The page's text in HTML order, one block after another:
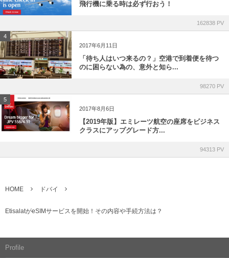
飛行機に乗る時は必ず行おう！
162838 PV
4
2017年6月11日
「待ち人はいつ来るの？」空港で到着便を待つ
のに困らない為の、意外と知ら...
98270 PV
5
2017年8月6日
【2019年版】エミレーツ航空の座席をビジネス
クラスにアップグレード方...
94313 PV
HOME ドバイ
EtisalatがeSIMサービスを開始！その内容や手続方法は？
Profile